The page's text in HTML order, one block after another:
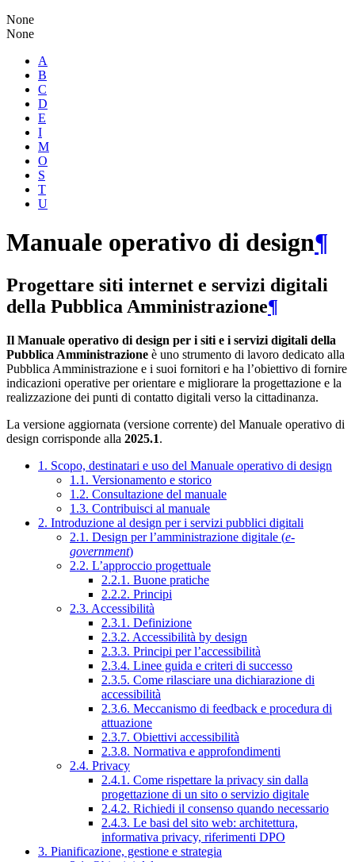
None
None
A
B
C
D
E
I
M
O
S
T
U
Manuale operativo di design¶
Progettare siti internet e servizi digitali
della Pubblica Amministrazione¶
Il Manuale operativo di design per i siti e i servizi digitali della
Pubblica Amministrazione è uno strumento di lavoro dedicato alla
Pubblica Amministrazione e i suoi fornitori e ha l’obiettivo di fornire
indicazioni operative per orientare e migliorare la progettazione e la
realizzazione dei punti di contatto digitali verso la cittadinanza.
La versione aggiornata (versione corrente) del Manuale operativo di
design corrisponde alla 2025.1.
1. Scopo, destinatari e uso del Manuale operativo di design
1.1. Versionamento e storico
1.2. Consultazione del manuale
1.3. Contribuisci al manuale
2. Introduzione al design per i servizi pubblici digitali
2.1. Design per l’amministrazione digitale (e-
government)
2.2. L’approccio progettuale
2.2.1. Buone pratiche
2.2.2. Principi
2.3. Accessibilità
2.3.1. Definizione
2.3.2. Accessibilità by design
2.3.3. Principi per l’accessibilità
2.3.4. Linee guida e criteri di successo
2.3.5. Come rilasciare una dichiarazione di
accessibilità
2.3.6. Meccanismo di feedback e procedura di
attuazione
2.3.7. Obiettivi accessibilità
2.3.8. Normativa e approfondimenti
2.4. Privacy
2.4.1. Come rispettare la privacy sin dalla
progettazione di un sito o servizio digitale
2.4.2. Richiedi il consenso quando necessario
2.4.3. Le basi del sito web: architettura,
informativa privacy, riferimenti DPO
3. Pianificazione, gestione e strategia